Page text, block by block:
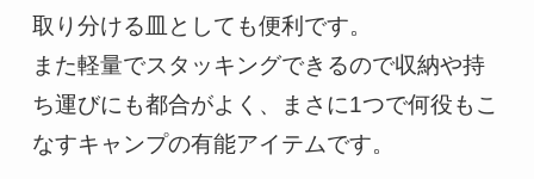
取り分ける皿としても便利です。
また軽量でスタッキングできるので収納や持
ち運びにも都合がよく、まさに1つで何役もこ
なすキャンプの有能アイテムです。